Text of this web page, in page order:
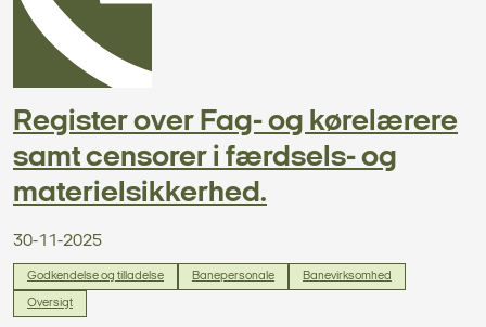
Register over Fag- og kørelærere
samt censorer i færdsels- og
materielsikkerhed.
30-11-2025
Godkendelse og tilladelse Banepersonale Banevirksomhed
Oversigt